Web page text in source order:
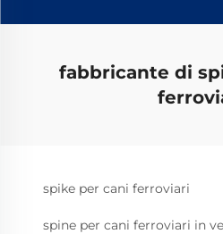
fabbricante di
spike per cani ferroviari
spine per cani ferroviari in